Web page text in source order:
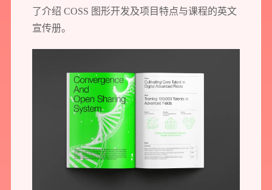
了介绍 COSS 图形开发及项目特点与课程的英文
宣传册。